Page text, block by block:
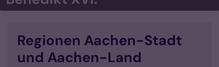
Regionen Aachen-Stadt
und Aachen-Land